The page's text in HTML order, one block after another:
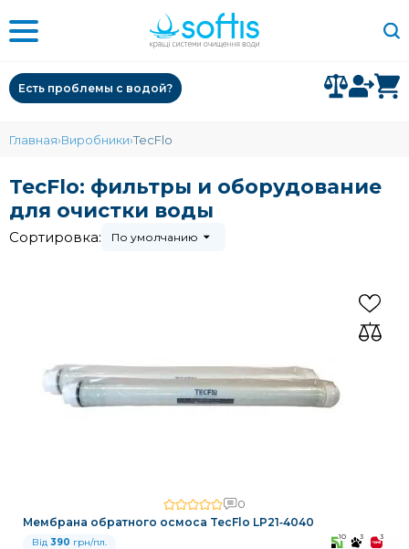
Есть проблемы с водой?
Главная Виробники TecFlo
TecFlo: фильтры и оборудование
для очистки воды
Сортировка: По умолчанию
0
Мембрана обратного осмоса TecFlo LP21‑4040
Від 390 грн/пл. 10 3 3